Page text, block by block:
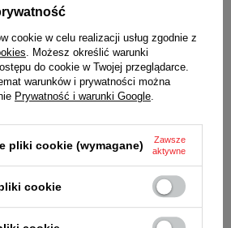
pokryta odporną na ścieranie
baterii - 3 lata
cookie w celu realizacji usług zgodnie z
. Możesz określić warunki
do cookie w Twojej przeglądarce.
warunków i prywatności można
Prywatność i warunki Google
pliki cookie (wymagane)
Zawsze
aktywne
cookie